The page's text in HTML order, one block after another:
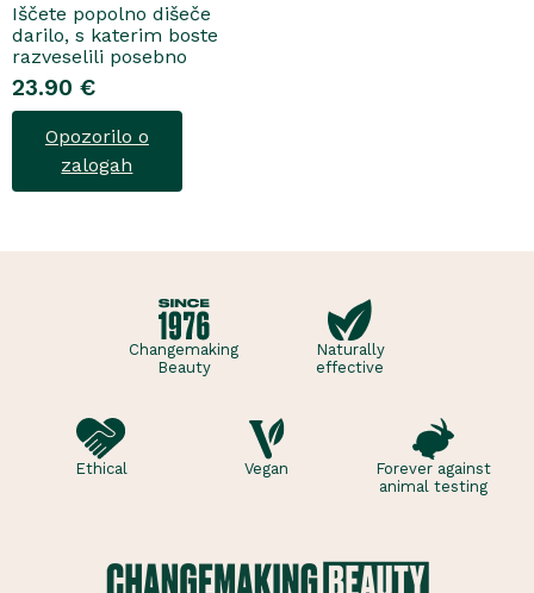
Iščete popolno dišeče
darilo, s katerim boste
razveselili posebno
osebo? Spoznajte naš
darilni set Cherry Blossom
Duo, popolno harmonijo
nežne nege in razkošnega
vonja, ki poskrbi za dobro
počutje vsak dan. Ta
23.90 €
Opozorilo o
zalogah
Changemaking
Beauty
Naturally
effective
Ethical Vegan
Forever against
animal testing